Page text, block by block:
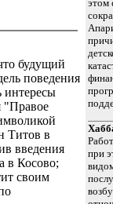
будущий
поведения
интересы
"Правое
Титов в
введения
в Косово;
своим
этом
при